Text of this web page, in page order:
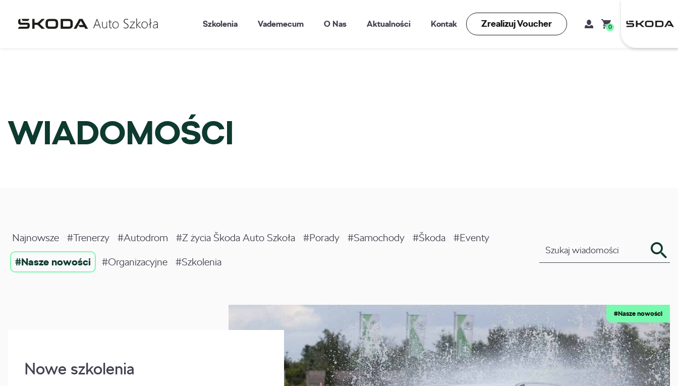
Szkolenia Vademecum O Nas Aktualności Kontakt Zrealizuj Voucher
Pozostaw zalogowanego
0
WIADOMOŚCI
Najnowsze #Trenerzy #Autodrom #Z życia Škoda Auto Szkoła #Porady #Samochody #Škoda
#Eventy
#Nasze nowości
#Organizacyjne #Szkolenia
Nowe szkolenia
#Nasze nowości